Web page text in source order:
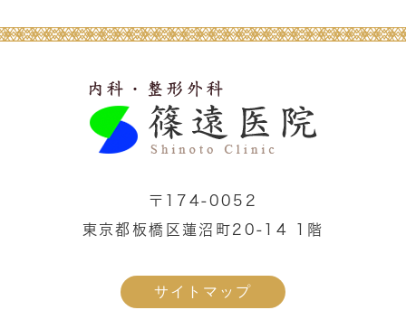
〒174-0052
東京都板橋区蓮沼町20-14 1階
サイトマップ